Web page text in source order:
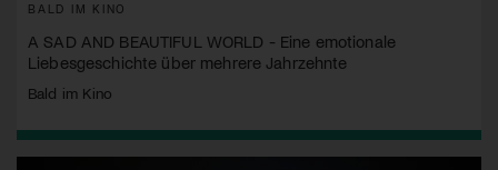
BALD IM KINO
A SAD AND BEAUTIFUL WORLD - Eine emotionale
Liebesgeschichte über mehrere Jahrzehnte
Bald im Kino